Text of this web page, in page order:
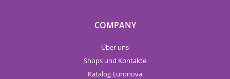
COMPANY
Über uns
Shops und Kontakte
Katalog Euronova